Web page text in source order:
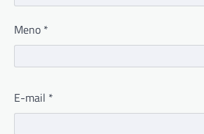
Meno *
E-mail *